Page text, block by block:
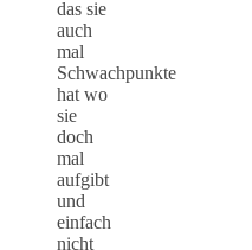
das sie
auch
mal
Schwachpunkte
hat wo
sie
doch
mal
aufgibt
und
einfach
nicht